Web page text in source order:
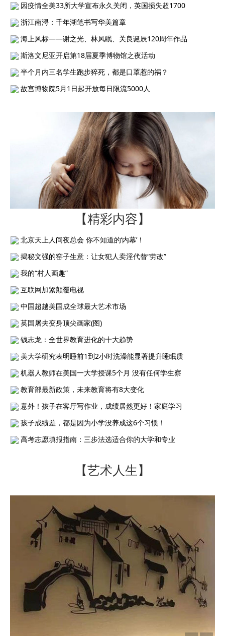
因疫情全美33所大学宣布永久关闭，英国损失超1700
浙江南浔：千年湖笔书写华美篇章
海上风标——谢之光、林风眠、关良诞辰120周年作品
斯洛文尼亚开启第18届夏季博物馆之夜活动
半个月内三名学生跑步猝死，都是口罩惹的祸？
故宫博物院5月1日起开放每日限流5000人
【精彩内容】
北京天上人间夜总会 你不知道的‘内幕’！
揭秘文强的窑子生意：让女犯人卖淫代替“劳改”
我的“村人画趣”
互联网加紧颠覆电视
中国超越美国成全球最大艺术市场
英国屠夫变身顶尖画家(图)
钱志龙：全世界教育进化的十大趋势
美大学研究表明睡前1到2小时洗澡能显著提升睡眠质
机器人教师在美国一大学授课5个月 没有任何学生察
教育部最新政策，未来教育将有8大变化
意外！孩子在客厅写作业，成绩居然更好！家庭学习
孩子成绩差，都是因为小学没养成这6个习惯！
高考志愿填报指南：三步法选适合你的大学和专业
【艺术人生】